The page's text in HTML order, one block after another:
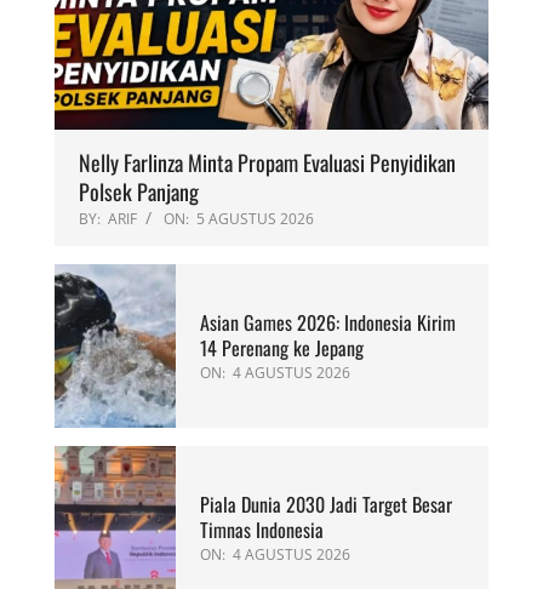
Nelly Farlinza Minta Propam Evaluasi Penyidikan
Polsek Panjang
BY: ARIF ON: 5 AGUSTUS 2026
Asian Games 2026: Indonesia Kirim
14 Perenang ke Jepang
ON: 4 AGUSTUS 2026
Piala Dunia 2030 Jadi Target Besar
Timnas Indonesia
ON: 4 AGUSTUS 2026